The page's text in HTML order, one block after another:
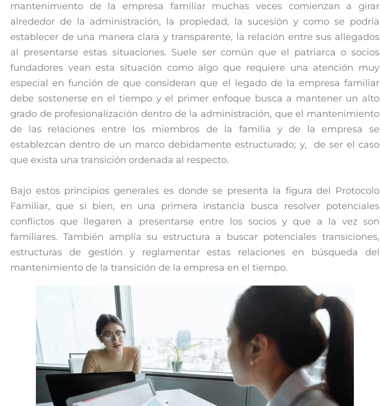
mantenimiento de la empresa familiar muchas veces comienzan a girar
alrededor de la administración, la propiedad, la sucesión y como se podría
establecer de una manera clara y transparente, la relación entre sus allegados
al presentarse estas situaciones. Suele ser común que el patriarca o socios
fundadores vean esta situación como algo que requiere una atención muy
especial en función de que consideran que el legado de la empresa familiar
debe sostenerse en el tiempo y el primer enfoque busca a mantener un alto
grado de profesionalización dentro de la administración, que el mantenimiento
de las relaciones entre los miembros de la familia y de la empresa se
establezcan dentro de un marco debidamente estructurado; y, de ser el caso
que exista una transición ordenada al respecto.
Bajo estos principios generales es donde se presenta la figura del Protocolo
Familiar, que si bien, en una primera instancia busca resolver potenciales
conflictos que llegaren a presentarse entre los socios y que a la vez son
familiares. También amplía su estructura a buscar potenciales transiciones,
estructuras de gestión y reglamentar estas relaciones en búsqueda del
mantenimiento de la transición de la empresa en el tiempo.